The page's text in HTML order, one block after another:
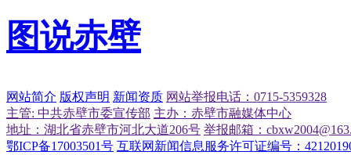
图说赤壁
网站简介 版权声明 新闻资质 网站举报电话：0715-5359328
主管: 中共赤壁市委宣传部 主办：赤壁市融媒体中心
地址：湖北省赤壁市河北大道206号 举报邮箱：
鄂ICP备17003501号 互联网新闻信息服务许可证编号：